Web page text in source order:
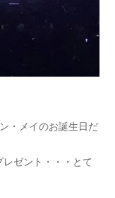
・メイのお誕生日だ
ゼント・・・とて